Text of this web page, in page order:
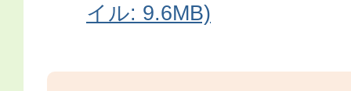
イル: 9.6MB)